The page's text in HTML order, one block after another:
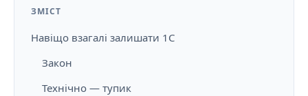
ЗМІСТ
Навіщо взагалі залишати 1С
Закон
Технічно — тупик